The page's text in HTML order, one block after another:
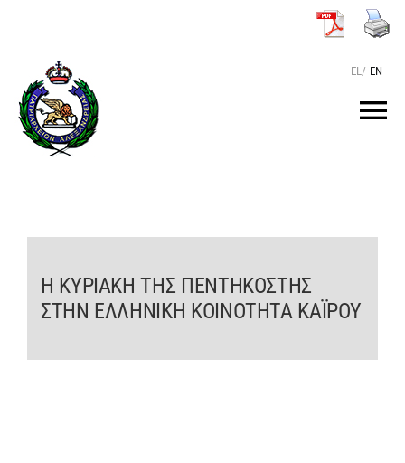
περιεχόμενο
EL/ EN
O ΠΑΤΡΙΑΡΧΗΣ
ΤΟ ΠΑΤΡΙΑΡΧΕΙΟ
KEIMENA
Η ΚΥΡΙΑΚΗ ΤΗΣ ΠΕΝΤΗΚΟΣΤΗΣ
ΣΤΗΝ ΕΛΛΗΝΙΚΗ ΚΟΙΝΟΤΗΤΑ ΚΑÏΡΟΥ